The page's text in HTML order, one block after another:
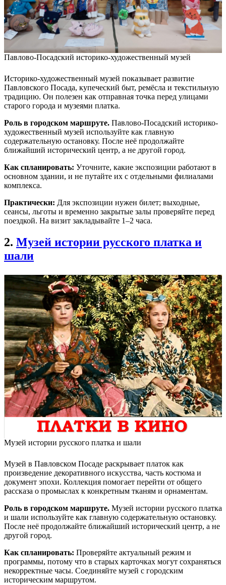
Павлово-Посадский историко-художественный музей
Историко-художественный музей показывает развитие
Павловского Посада, купеческий быт, ремёсла и текстильную
традицию. Он полезен как отправная точка перед улицами
старого города и музеями платка.
Роль в городском маршруте. Павлово-Посадский историко-
художественный музей используйте как главную
содержательную остановку. После неё продолжайте
ближайший исторический центр, а не другой город.
Как спланировать: Уточните, какие экспозиции работают в
основном здании, и не путайте их с отдельными филиалами
комплекса.
Практически: Для экспозиции нужен билет; выходные,
сеансы, льготы и временно закрытые залы проверяйте перед
поездкой. На визит закладывайте 1–2 часа.
2. Музей истории русского платка и
шали
Музей истории русского платка и шали
Музей в Павловском Посаде раскрывает платок как
произведение декоративного искусства, часть костюма и
документ эпохи. Коллекция помогает перейти от общего
рассказа о промыслах к конкретным тканям и орнаментам.
Роль в городском маршруте. Музей истории русского платка
и шали используйте как главную содержательную остановку.
После неё продолжайте ближайший исторический центр, а не
другой город.
Как спланировать: Проверяйте актуальный режим и
программы, потому что в старых карточках могут сохраняться
некорректные часы. Соединяйте музей с городским
историческим маршрутом.